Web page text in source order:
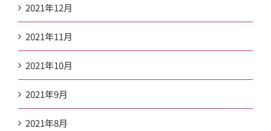
2021年12月
2021年11月
2021年10月
2021年9月
2021年8月